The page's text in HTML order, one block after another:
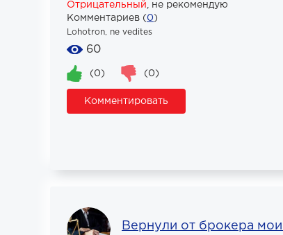
Отрицательный
не рекомендую
Комментариев (0)
Lohotron, ne vedites
60
(0) (0)
Комментировать
Вернули от брокера мои